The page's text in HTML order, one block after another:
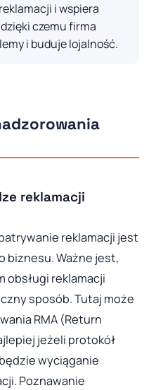
i wspiera
czemu firma
i buduje lojalność.
reklamacji
reklamacji jest
biznesu. Ważne jest,
obsługi reklamacji
sposób. Tutaj może
RMA (Return
jeżeli protokół
wyciąganie
Poznawanie